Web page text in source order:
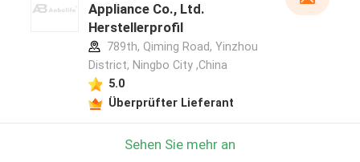
Appliance Co., Ltd.
Herstellerprofil
789th, Qiming Road, Yinzhou
District, Ningbo City ,China
5.0
Überprüfter Lieferant
Sehen Sie mehr an